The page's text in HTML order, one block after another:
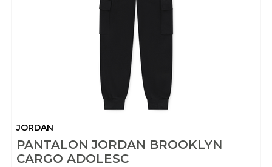
JORDAN
PANTALON JORDAN BROOKLYN
CARGO ADOLESC